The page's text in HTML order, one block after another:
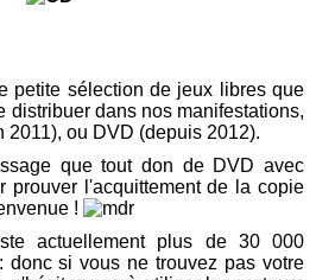
petite sélection de jeux libres que
distribuer dans nos manifestations,
2011), ou DVD (depuis 2012).
que tout don de DVD avec
prouver l'acquittement de la copie
!
actuellement plus de 30 000
donc si vous ne trouvez pas votre